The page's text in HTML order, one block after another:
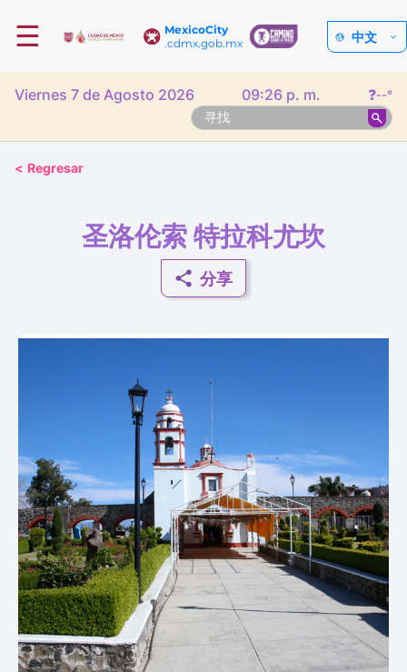
MexicoCity
.cdmx.gob.mx
☰ 中文
Viernes 7 de Agosto 2026 09:26 p. m. ❓--°
< Regresar
圣洛伦索 特拉科尤坎
分享